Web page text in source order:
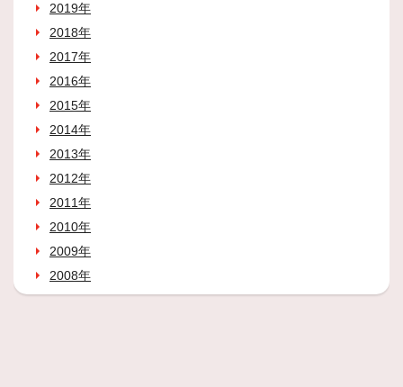
2019年
2018年
2017年
2016年
2015年
2014年
2013年
2012年
2011年
2010年
2009年
2008年